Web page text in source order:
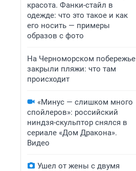
красота. Фанки-стайл в
одежде: что это такое и как
его носить — примеры
образов с фото
На Черноморском побережье
закрыли пляжи: что там
происходит
«Минус — слишком много
спойлеров»: российский
ниндзя-скульптор снялся в
сериале «Дом Дракона».
Видео
Ушел от жены с двумя